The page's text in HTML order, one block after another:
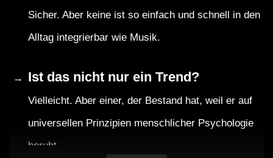
Sicher. Aber keine ist so einfach und schnell in den
Alltag integrierbar wie Musik.
Ist das nicht nur ein Trend?
Vielleicht. Aber einer, der Bestand hat, weil er auf
universellen Prinzipien menschlicher Psychologie
beruht.